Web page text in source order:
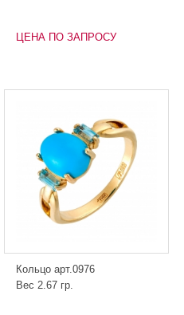
ЦЕНА ПО ЗАПРОСУ
Кольцо арт.0976
Вес 2.67 гр.